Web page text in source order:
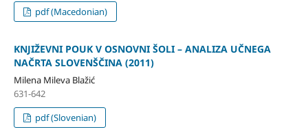
pdf (Macedonian)
KNJIŽEVNI POUK V OSNOVNI ŠOLI – ANALIZA UČNEGA
NAČRTA SLOVENŠČINA (2011)
Milena Mileva Blažić
631-642
pdf (Slovenian)